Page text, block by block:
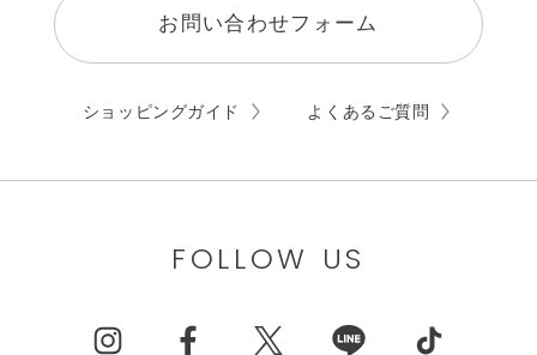
お問い合わせフォーム
ショッピングガイド よくあるご質問
FOLLOW US